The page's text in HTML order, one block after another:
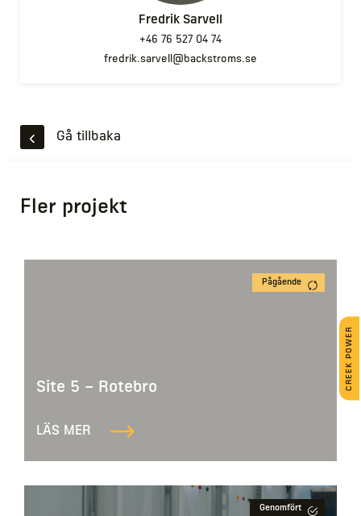
Fredrik Sarvell
+46 76 527 04 74
fredrik.sarvell@backstroms.se
Gå tillbaka
Fler projekt
Pågående
Site 5 – Rotebro
LÄS MER
Genomfört
CREEK POWER